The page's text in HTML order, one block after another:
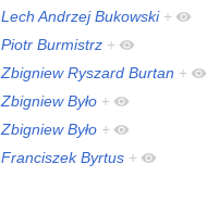
Lech Andrzej Bukowski +
Piotr Burmistrz +
Zbigniew Ryszard Burtan +
Zbigniew Było +
Zbigniew Było +
Franciszek Byrtus +